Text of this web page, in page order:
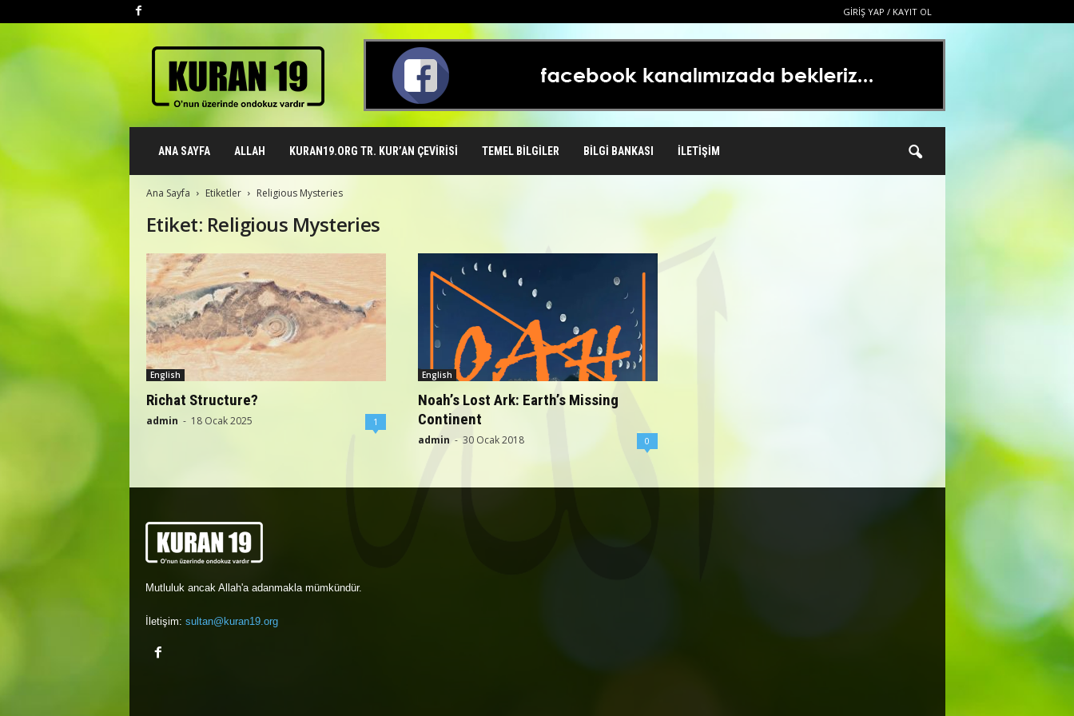
GIRIŞ YAP / KAYIT OL
ANA SAYFA ALLAH KURAN19.ORG TR. KUR’AN ÇEVIRISI TEMEL BILGILER BILGI BANKASI İLETIŞIM
Ana Sayfa Etiketler Religious Mysteries
Etiket: Religious Mysteries
English
Richat Structure?
admin - 18 Ocak 2025 1
English
Noah’s Lost Ark: Earth’s Missing
Continent
admin - 30 Ocak 2018 0
Mutluluk ancak Allah'a adanmakla mümkündür.
İletişim: sultan@kuran19.org